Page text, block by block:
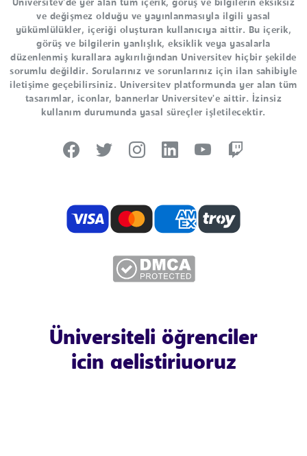
Universitev'de yer alan tüm içerik, görüş ve bilgilerin eksiksiz
ve değişmez olduğu ve yayınlanmasıyla ilgili yasal
yükümlülükler, içeriği oluşturan kullanıcıya aittir. Bu içerik,
görüş ve bilgilerin yanlışlık, eksiklik veya yasalarla
düzenlenmiş kurallara aykırılığından Universitev hiçbir şekilde
sorumlu değildir. Sorularınız ve sorunlarınız için ilan sahibiyle
iletişime geçebilirsiniz. Universitev platformunda yer alan tüm
tasarımlar, iconlar, bannerlar Universitev'e aittir. İzinsiz
kullanım durumunda yasal süreçler işletilecektir.
Üniversiteli öğrenciler
için geliştiriyoruz